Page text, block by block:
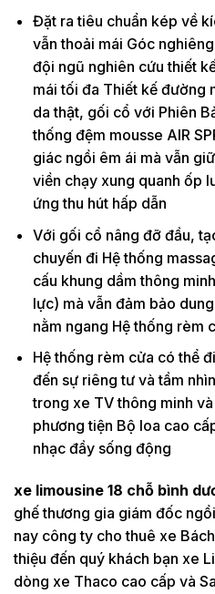
Đặt ra tiêu chuẩn kép về
vẫn thoải mái Góc
đội ngũ nghiên cứu thiết
mái tối đa Thiết kế đường
da thật, gối cổ với Phiên
thống đệm mousse AIR
giác ngồi êm ái mà vẫn
viền chạy xung quanh ốp
ứng thu hút hấp dẫn
Với gối cổ nâng đỡ đầu,
chuyến đi Hệ thống
cấu khung dầm thông
lực) mà vẫn đảm bảo
nằm ngang Hệ thống rèm
Hệ thống rèm cửa có thể
đến sự riêng tư và tầm
trong xe TV thông minh
phương tiện Bộ loa cao
nhạc đầy sống động
xe limousine 18 chỗ bình
ghế thương gia giám đốc
nay công ty cho thuê xe
thiệu đến quý khách bạn xe
dòng xe Thaco cao cấp và